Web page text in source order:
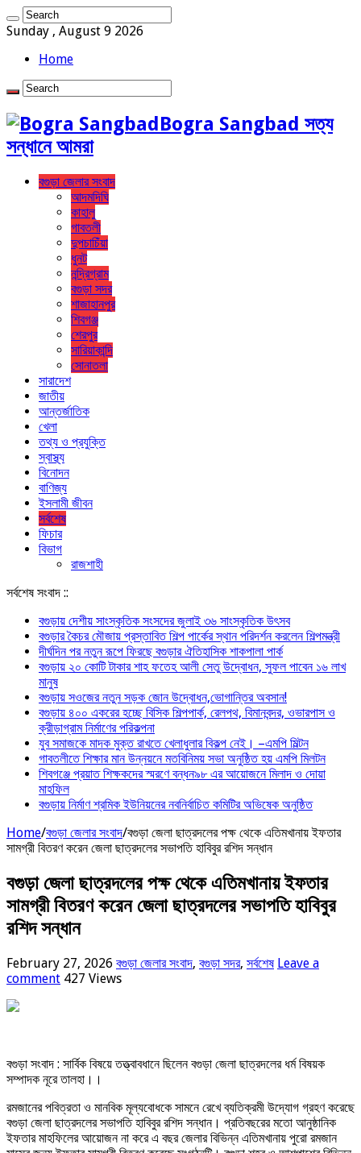
Sunday , August 9 2026
Home
Bogra Sangbad সত্য
সন্ধানে আমরা
বগুড়া জেলার সংবাদ
আদমদিঘি
কাহালু
গাবতলী
দুপচাচিঁয়া
ধুনট
নন্দ্রিগ্রাম
বগুড়া সদর
শাজাহানপুর
শিবগঞ্জ
শেরপুর
সারিয়াকান্দি
সোনাতলা
সারাদেশ
জাতীয়
আন্তর্জাতিক
খেলা
তথ্য ও প্রযুক্তি
স্বাস্থ্য
বিনোদন
বাণিজ্য
ইসলামী জীবন
সর্বশেষ
ফিচার
বিভাগ
রাজশাহী
সর্বশেষ সংবাদ ::
বগুড়ায় দেশীয় সাংস্কৃতিক সংসদের জুলাই ৩৬ সাংস্কৃতিক উৎসব
বগুড়ার কৈচর মৌজায় প্রস্তাবিত শিল্প পার্কের স্থান পরিদর্শন করলেন শিল্পমন্ত্রী
দীর্ঘদিন পর নতুন রূপে ফিরছে বগুড়ার ঐতিহাসিক শাকপালা পার্ক
বগুড়ায় ২০ কোটি টাকার শাহ ফতেহ আলী সেতু উদ্বোধন, সুফল পাবেন ১৬ লাখ
মানুষ
বগুড়ায় সওজের নতুন সড়ক জোন উদ্বোধন,ভোগান্তির অবসান!
বগুড়ায় ৪০০ একরের হচ্ছে বিসিক শিল্পপার্ক, রেলপথ, বিমানবন্দর, ওভারপাস ও
ক্রীড়াগ্রাম নির্মাণের পরিকল্পনা
যুব সমাজকে মাদক মুক্ত রাখতে খেলাধুলার বিকল্প নেই। –এমপি মিল্টন
‎গাবতলীতে শিক্ষার মান উন্নয়নে ‎মতবিনিময় সভা অনুষ্ঠিত হয় ‎এমপি মিলটন
শিবগঞ্জে প্রয়াত শিক্ষকদের স্মরণে বন্ধন৯৮ এর আয়োজনে মিলাদ ও দোয়া
মাহফিল
বগুড়ায় নির্মাণ শ্রমিক ইউনিয়নের নবনির্বাচিত কমিটির অভিষেক অনুষ্ঠিত
Home/বগুড়া জেলার সংবাদ/বগুড়া জেলা ছাত্রদলের পক্ষ থেকে এতিমখানায় ইফতার
সামগ্রী বিতরণ করেন জেলা ছাত্রদলের সভাপতি হাবিবুর রশিদ সন্ধান
বগুড়া জেলা ছাত্রদলের পক্ষ থেকে এতিমখানায় ইফতার
সামগ্রী বিতরণ করেন জেলা ছাত্রদলের সভাপতি হাবিবুর
রশিদ সন্ধান
February 27, 2026 বগুড়া জেলার সংবাদ, বগুড়া সদর, সর্বশেষ Leave a
comment 427 Views
বগুড়া সংবাদ : সার্বিক বিষয়ে তত্ত্বাবধানে ছিলেন বগুড়া জেলা ছাত্রদলের ধর্ম বিষয়ক
সম্পাদক নূরে তালহা।।
রমজানের পবিত্রতা ও মানবিক মূল্যবোধকে সামনে রেখে ব্যতিক্রমী উদ্যোগ গ্রহণ করেছে
বগুড়া জেলা ছাত্রদলের সভাপতি হাবিবুর রশিদ সন্ধান। প্রতিবছরের মতো আনুষ্ঠানিক
ইফতার মাহফিলের আয়োজন না করে এ বছর জেলার বিভিন্ন এতিমখানায় পুরো রমজান